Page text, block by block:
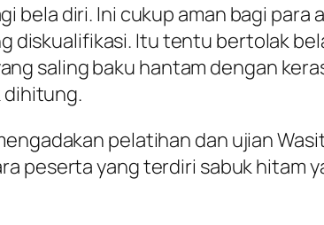
bela diri. Ini cukup aman bagi para
diskualifikasi. Itu tentu bertolak
saling baku hantam dengan
dihitung.
pelatihan dan ujian
peserta yang terdiri sabuk hitam